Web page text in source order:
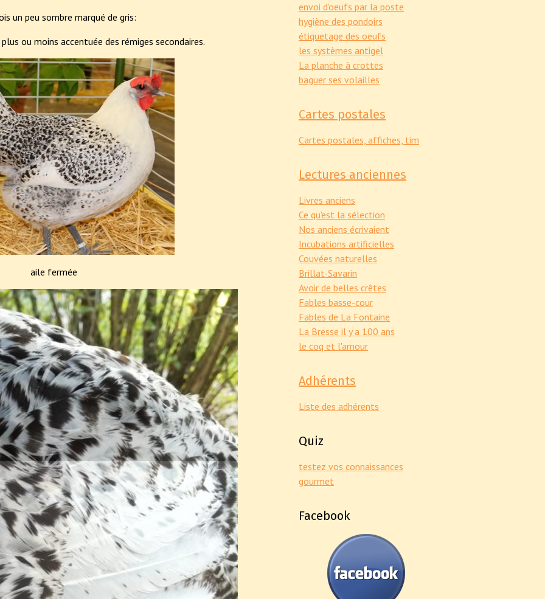
un peu sombre marqué de gris:
ou moins accentuée des rémiges secondaires.
aile fermée
envoi d'oeufs par la poste
hygiène des pondoirs
étiquetage des oeufs
les systèmes antigel
La planche à crottes
baguer ses volailles
Cartes postales
Cartes postales, affiches, tim
Lectures anciennes
Livres anciens
Ce qu'est la sélection
Nos anciens écrivaient
Incubations artificielles
Couvées naturelles
Brillat-Savarin
Avoir de belles crêtes
Fables basse-cour
Fables de La Fontaine
La Bresse il y a 100 ans
le coq et l'amour
Adhérents
Liste des adhérents
Quiz
testez vos connaissances
gourmet
Facebook